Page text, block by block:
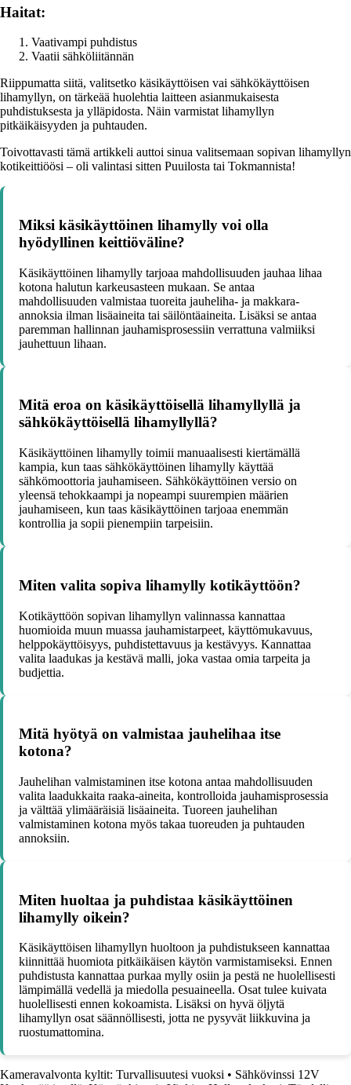
Haitat:
Vaativampi puhdistus
Vaatii sähköliitännän
Riippumatta siitä, valitsetko käsikäyttöisen vai sähkökäyttöisen
lihamyllyn, on tärkeää huolehtia laitteen asianmukaisesta
puhdistuksesta ja ylläpidosta. Näin varmistat lihamyllyn
pitkäikäisyyden ja puhtauden.
Toivottavasti tämä artikkeli auttoi sinua valitsemaan sopivan lihamyllyn
kotikeittiöösi – oli valintasi sitten Puuilosta tai Tokmannista!
Miksi käsikäyttöinen lihamylly voi olla
hyödyllinen keittiöväline?
Käsikäyttöinen lihamylly tarjoaa mahdollisuuden jauhaa lihaa
kotona halutun karkeusasteen mukaan. Se antaa
mahdollisuuden valmistaa tuoreita jauheliha- ja makkara-
annoksia ilman lisäaineita tai säilöntäaineita. Lisäksi se antaa
paremman hallinnan jauhamisprosessiin verrattuna valmiiksi
jauhettuun lihaan.
Mitä eroa on käsikäyttöisellä lihamyllyllä ja
sähkökäyttöisellä lihamyllyllä?
Käsikäyttöinen lihamylly toimii manuaalisesti kiertämällä
kampia, kun taas sähkökäyttöinen lihamylly käyttää
sähkömoottoria jauhamiseen. Sähkökäyttöinen versio on
yleensä tehokkaampi ja nopeampi suurempien määrien
jauhamiseen, kun taas käsikäyttöinen tarjoaa enemmän
kontrollia ja sopii pienempiin tarpeisiin.
Miten valita sopiva lihamylly kotikäyttöön?
Kotikäyttöön sopivan lihamyllyn valinnassa kannattaa
huomioida muun muassa jauhamistarpeet, käyttömukavuus,
helppokäyttöisyys, puhdistettavuus ja kestävyys. Kannattaa
valita laadukas ja kestävä malli, joka vastaa omia tarpeita ja
budjettia.
Mitä hyötyä on valmistaa jauhelihaa itse
kotona?
Jauhelihan valmistaminen itse kotona antaa mahdollisuuden
valita laadukkaita raaka-aineita, kontrolloida jauhamisprosessia
ja välttää ylimääräisiä lisäaineita. Tuoreen jauhelihan
valmistaminen kotona myös takaa tuoreuden ja puhtauden
annoksiin.
Miten huoltaa ja puhdistaa käsikäyttöinen
lihamylly oikein?
Käsikäyttöisen lihamyllyn huoltoon ja puhdistukseen kannattaa
kiinnittää huomiota pitkäikäisen käytön varmistamiseksi. Ennen
puhdistusta kannattaa purkaa mylly osiin ja pestä ne huolellisesti
lämpimällä vedellä ja miedolla pesuaineella. Osat tulee kuivata
huolellisesti ennen kokoamista. Lisäksi on hyvä öljytä
lihamyllyn osat säännöllisesti, jotta ne pysyvät liikkuvina ja
ruostumattomina.
Kameravalvonta kyltit: Turvallisuutesi vuoksi • Sähkövinssi 12V